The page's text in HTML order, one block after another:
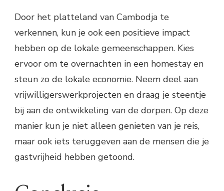
Door het platteland van Cambodja te
verkennen, kun je ook een positieve impact
hebben op de lokale gemeenschappen. Kies
ervoor om te overnachten in een homestay en
steun zo de lokale economie. Neem deel aan
vrijwilligerswerkprojecten en draag je steentje
bij aan de ontwikkeling van de dorpen. Op deze
manier kun je niet alleen genieten van je reis,
maar ook iets teruggeven aan de mensen die je
gastvrijheid hebben getoond.